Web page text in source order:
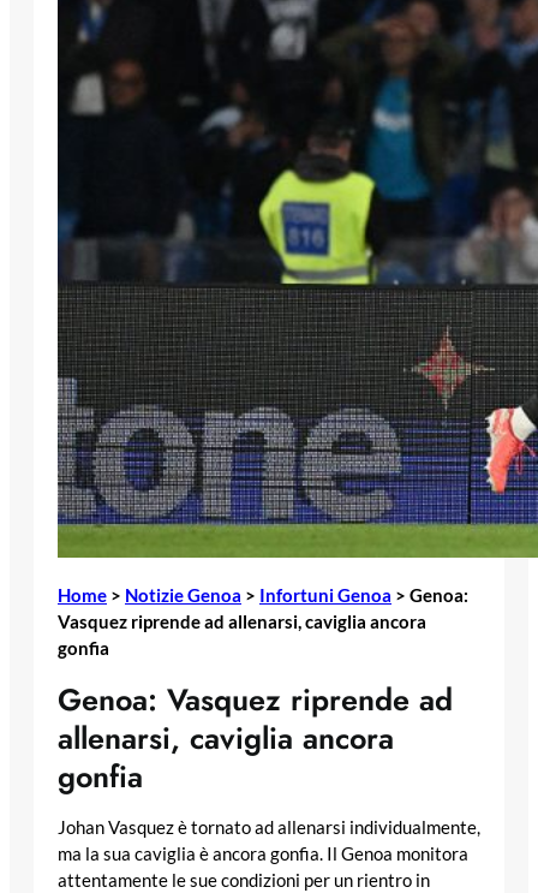
Home > Notizie Genoa > Infortuni Genoa > Genoa:
Vasquez riprende ad allenarsi, caviglia ancora
gonfia
Genoa: Vasquez riprende ad
allenarsi, caviglia ancora
gonfia
Johan Vasquez è tornato ad allenarsi individualmente,
ma la sua caviglia è ancora gonfia. Il Genoa monitora
attentamente le sue condizioni per un rientro in